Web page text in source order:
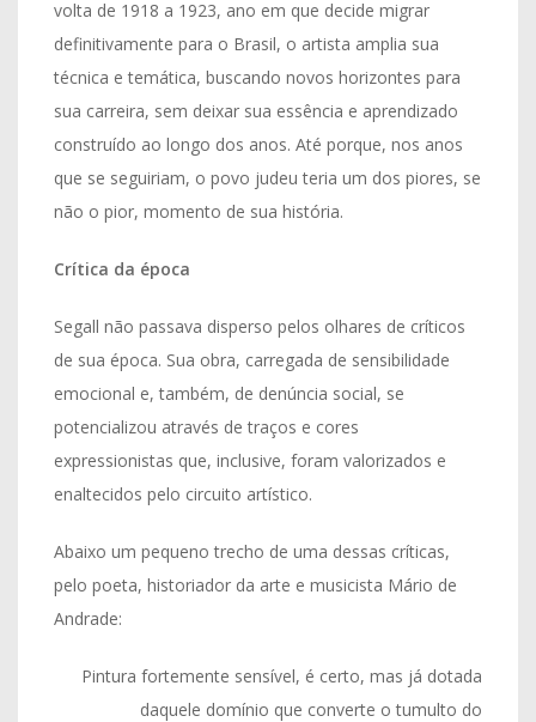
volta de 1918 a 1923, ano em que decide migrar
definitivamente para o Brasil, o artista amplia sua
técnica e temática, buscando novos horizontes para
sua carreira, sem deixar sua essência e aprendizado
construído ao longo dos anos. Até porque, nos anos
que se seguiriam, o povo judeu teria um dos piores, se
não o pior, momento de sua história.
Crítica da época
Segall não passava disperso pelos olhares de críticos
de sua época. Sua obra, carregada de sensibilidade
emocional e, também, de denúncia social, se
potencializou através de traços e cores
expressionistas que, inclusive, foram valorizados e
enaltecidos pelo circuito artístico.
Abaixo um pequeno trecho de uma dessas críticas,
pelo poeta, historiador da arte e musicista Mário de
Andrade:
Pintura fortemente sensível, é certo, mas já dotada
daquele domínio que converte o tumulto do